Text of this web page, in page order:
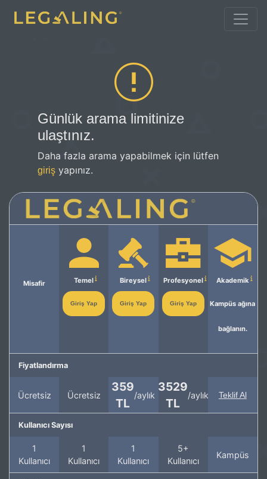
Günlük arama limitinize
ulaştınız.
Daha fazla arama yapabilmek için lütfen
giriş yapınız.
Misafir Temel
Giriş Yap
Bireysel
Giriş Yap
Profesyonel
Giriş Yap
Akademik
Kampüs ağına
bağlanın.
Fiyatlandırma
Ücretsiz Ücretsiz
359
TL
/aylık
3529
TL
/aylık Teklif Al
Kullanıcı Sayısı
1
Kullanıcı
1
Kullanıcı
1
Kullanıcı
5+
Kullanıcı
Kampüs